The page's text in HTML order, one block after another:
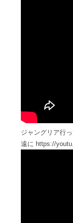
ジャングリア行
遠に https://